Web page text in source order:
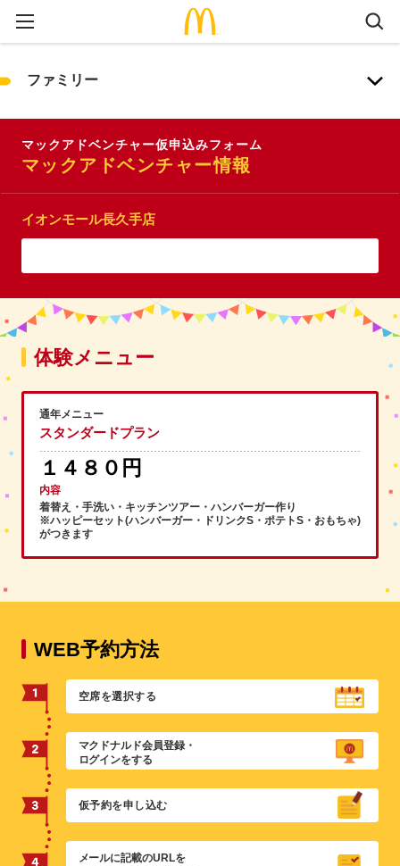
ファミリー
マックアドベンチャー仮申込みフォーム
マックアドベンチャー情報
イオンモール長久手店
体験メニュー
通年メニュー
スタンダードプラン
１４８０円
内容
着替え・手洗い・キッチンツアー・ハンバーガー作り
※ハッピーセット(ハンバーガー・ドリンクS・ポテトS・おもちゃ)
がつきます
WEB予約方法
空席を選択する
マクドナルド会員登録・
ログインをする
仮予約を申し込む
メールに記載のURLを